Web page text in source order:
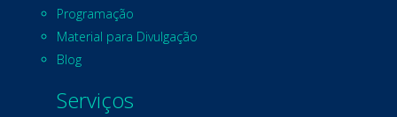
Programação
Material para Divulgação
Blog
Serviços